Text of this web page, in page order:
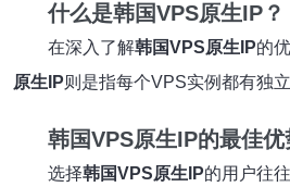
什么是韩国VPS原生IP？
在深入了解韩国VPS原生IP的
原生IP则是指每个VPS实例都有独
韩国VPS原生IP的最佳优
选择韩国VPS原生IP的用户往